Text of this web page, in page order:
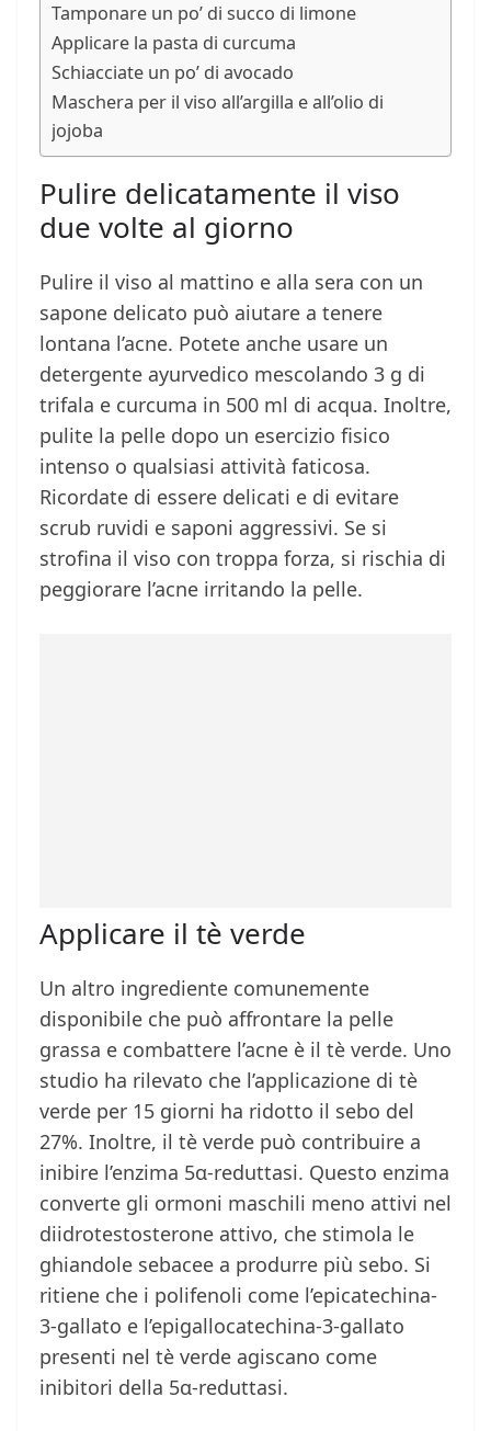
Tamponare un po’ di succo di limone
Applicare la pasta di curcuma
Schiacciate un po’ di avocado
Maschera per il viso all’argilla e all’olio di
jojoba
Pulire delicatamente il viso
due volte al giorno
Pulire il viso al mattino e alla sera con un
sapone delicato può aiutare a tenere
lontana l’acne. Potete anche usare un
detergente ayurvedico mescolando 3 g di
trifala e curcuma in 500 ml di acqua. Inoltre,
pulite la pelle dopo un esercizio fisico
intenso o qualsiasi attività faticosa.
Ricordate di essere delicati e di evitare
scrub ruvidi e saponi aggressivi. Se si
strofina il viso con troppa forza, si rischia di
peggiorare l’acne irritando la pelle.
Applicare il tè verde
Un altro ingrediente comunemente
disponibile che può affrontare la pelle
grassa e combattere l’acne è il tè verde. Uno
studio ha rilevato che l’applicazione di tè
verde per 15 giorni ha ridotto il sebo del
27%. Inoltre, il tè verde può contribuire a
inibire l’enzima 5α-reduttasi. Questo enzima
converte gli ormoni maschili meno attivi nel
diidrotestosterone attivo, che stimola le
ghiandole sebacee a produrre più sebo. Si
ritiene che i polifenoli come l’epicatechina-
3-gallato e l’epigallocatechina-3-gallato
presenti nel tè verde agiscano come
inibitori della 5α-reduttasi.